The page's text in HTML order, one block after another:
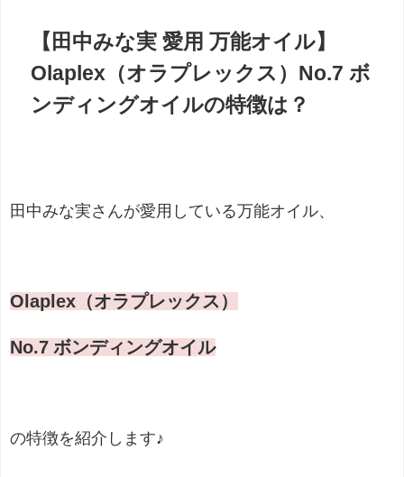
【田中みな実 愛用 万能オイル】
Olaplex（オラプレックス）No.7 ボ
ンディングオイルの特徴は？
田中みな実さんが愛用している万能オイル、
Olaplex（オラプレックス）
No.7 ボンディングオイル
の特徴を紹介します♪